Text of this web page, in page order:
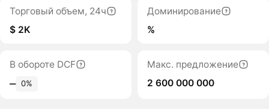
Торговый объем, 24ч
$ 2K
Доминирование
%
В обороте DCF
‒ 0%
Макс. предложение
2 600 000 000